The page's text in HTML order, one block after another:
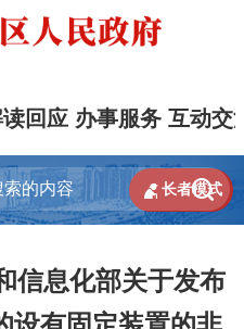
回应 办事服务 互动交

 长者模式
信息化部关于发布